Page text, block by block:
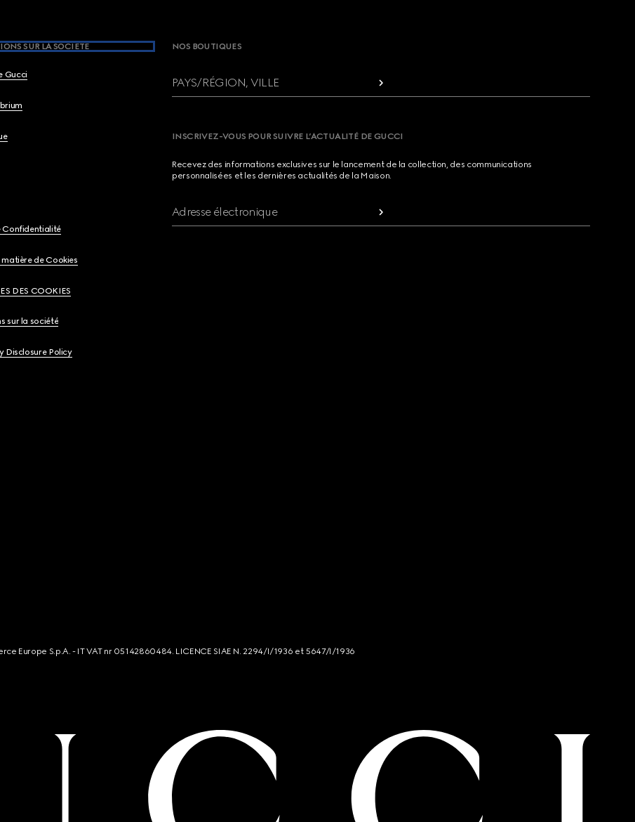
SUR LA SOCIETE
Gucci
Confidentialité
matière de Cookies
DES COOKIES
sur la société
Disclosure Policy
NOS BOUTIQUES
PAYS/RÉGION, VILLE
INSCRIVEZ-VOUS POUR SUIVRE L’ACTUALITÉ DE GUCCI
Recevez des informations exclusives sur le lancement de la collection, des communications
personnalisées et les dernières actualités de la Maison.
Adresse électronique
Europe S.p.A. - IT VAT nr 05142860484. LICENCE SIAE N. 2294/I/1936 et 5647/I/1936